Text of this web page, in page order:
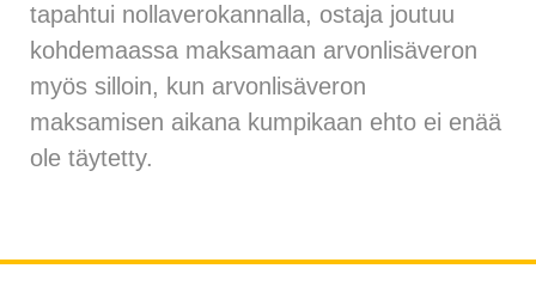
tapahtui nollaverokannalla, ostaja joutuu
kohdemaassa maksamaan arvonlisäveron
myös silloin, kun arvonlisäveron
maksamisen aikana kumpikaan ehto ei enää
ole täytetty.